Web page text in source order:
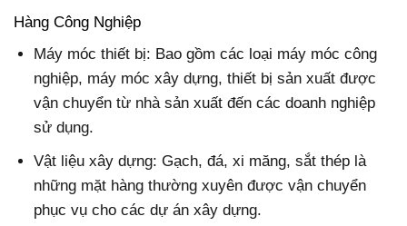
Hàng Công Nghiệp
Máy móc thiết bị: Bao gồm các loại máy móc công
nghiệp, máy móc xây dựng, thiết bị sản xuất được
vận chuyển từ nhà sản xuất đến các doanh nghiệp
sử dụng.
Vật liệu xây dựng: Gạch, đá, xi măng, sắt thép là
những mặt hàng thường xuyên được vận chuyển
phục vụ cho các dự án xây dựng.